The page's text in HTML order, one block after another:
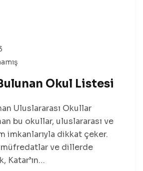
Okul Listesi
Uluslararası Okullar
bu okullar, uluslararası ve
imkanlarıyla dikkat çeker.
müfredatlar ve dillerde
Katar’ın…